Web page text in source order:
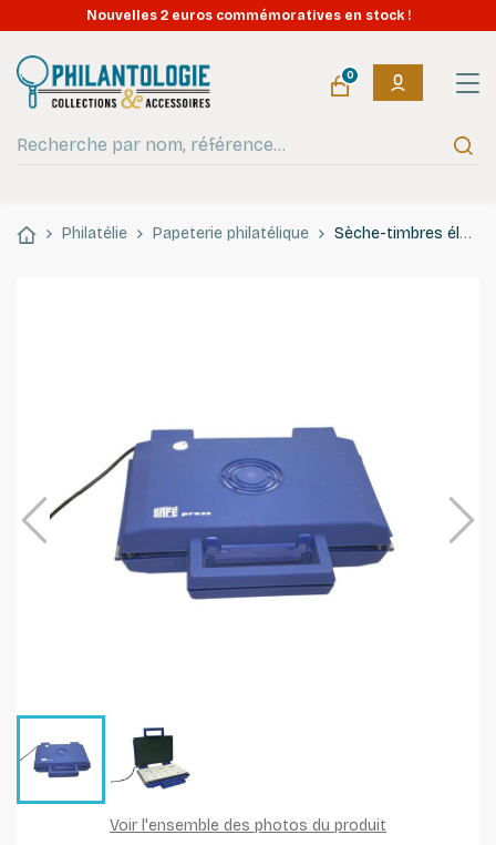
Nouvelles 2 euros commémoratives en stock !
0
Philatélie Papeterie philatélique Sèche-timbres électrique "Safe-Press".
Voir l'ensemble des photos du produit